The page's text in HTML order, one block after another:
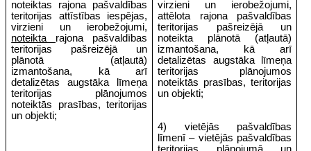
noteiktas rajona pašvaldības
teritorijas attīstības iespējas,
virzieni un ierobežojumi,
noteikta rajona pašvaldības
teritorijas pašreizējā un
plānotā (atļautā)
izmantošana, kā arī
detalizētas augstāka līmeņa
teritorijas plānojumos
noteiktās prasības, teritorijas
un objekti;
virzieni un ierobežojumi,
attēlota rajona pašvaldības
teritorijas pašreizējā un
noteikta plānotā (atļautā)
izmantošana, kā arī
detalizētas augstāka līmeņa
teritorijas plānojumos
noteiktās prasības, teritorijas
un objekti;
4) vietējās pašvaldības
līmenī – vietējās pašvaldības